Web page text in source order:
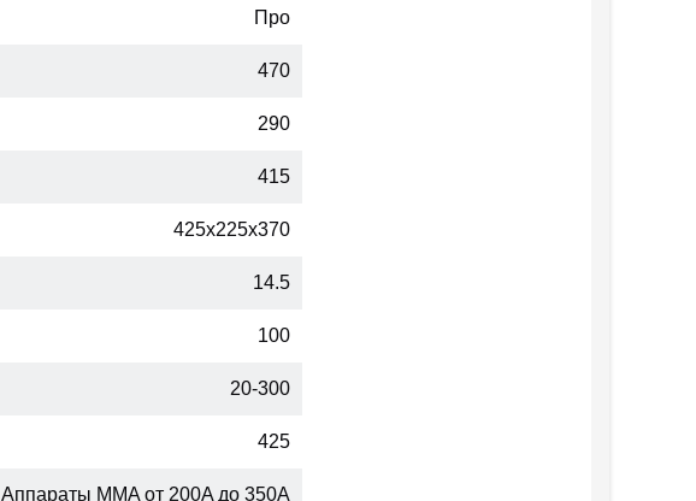
Про
470
290
415
425x225x370
14.5
100
20-300
425
Аппараты MMA от 200A до 350А